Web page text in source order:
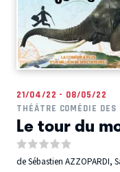
21/04/22 - 08/05/22
THÉÂTRE COMÉDIE DES
Le tour du
de Sébastien AZZOPARDI,